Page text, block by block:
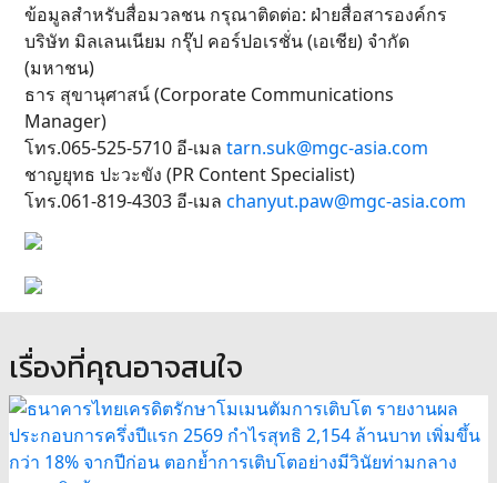
ข้อมูลสำหรับสื่อมวลชน กรุณาติดต่อ: ฝ่ายสื่อสารองค์กร
บริษัท มิลเลนเนียม กรุ๊ป คอร์ปอเรชั่น (เอเชีย) จำกัด
(มหาชน)
ธาร สุขานุศาสน์ (Corporate Communications
Manager)
โทร.065-525-5710 อี-เมล tarn.suk@mgc-asia.com
ชาญยุทธ ปะวะขัง (PR Content Specialist)
โทร.061-819-4303 อี-เมล chanyut.paw@mgc-asia.com
เรื่องที่คุณอาจสนใจ